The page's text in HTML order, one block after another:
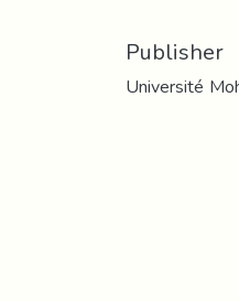
Publisher
Université